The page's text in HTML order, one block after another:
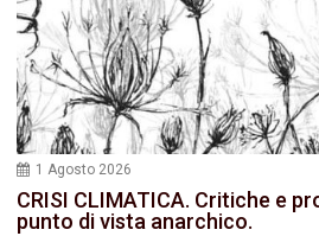
1 Agosto 2026
CRISI CLIMATICA. Critiche e
punto di vista anarchico.